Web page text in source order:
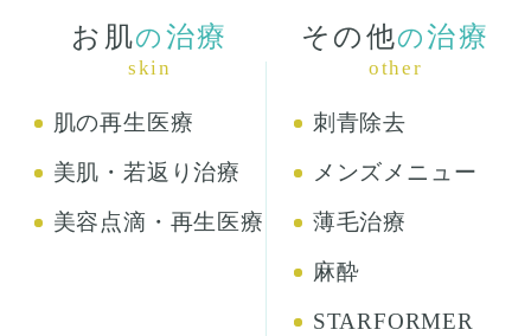
お肌の 治療
skin
肌の再生医療
美肌・若返り治療
美容点滴・再生医療
その他の治療
other
刺青除去
メンズメニュー
薄毛治療
麻酔
STARFORMER